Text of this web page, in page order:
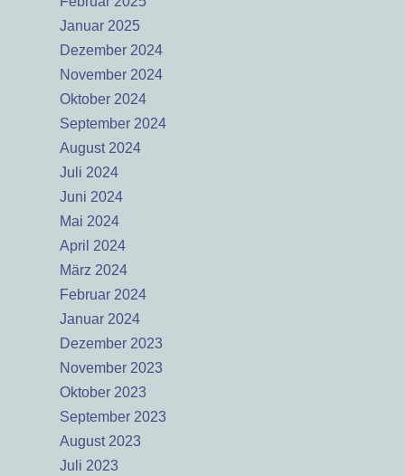
Januar 2025
Dezember 2024
November 2024
Oktober 2024
September 2024
August 2024
Juli 2024
Juni 2024
Mai 2024
April 2024
März 2024
Februar 2024
Januar 2024
Dezember 2023
November 2023
Oktober 2023
September 2023
August 2023
Juli 2023